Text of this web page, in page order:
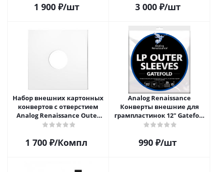
1 900₽/шт 3 000₽/шт
Набор внешних картонных
конвертов с отверстием
Analog Renaissance Оuter
Carton Jacket, 10шт, AR-
1 700 ₽/Компл
Analog Renaissance
Конверты внешние для
грампластинок 12" Gatefold
(25 шт)
990 ₽/шт